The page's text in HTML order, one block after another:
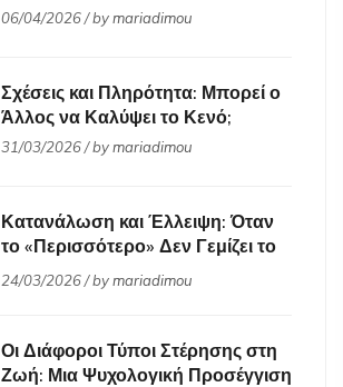
06/04/2026 / bymariadimou
Σχέσεις και Πληρότητα: Μπορεί ο
Άλλος να Καλύψει το Κενό;
31/03/2026 / bymariadimou
Κατανάλωση και Έλλειψη: Όταν
το «Περισσότερο» Δεν Γεμίζει το
Κενό
24/03/2026 / bymariadimou
Οι Διάφοροι Τύποι Στέρησης στη
Ζωή: Μια Ψυχολογική Προσέγγιση